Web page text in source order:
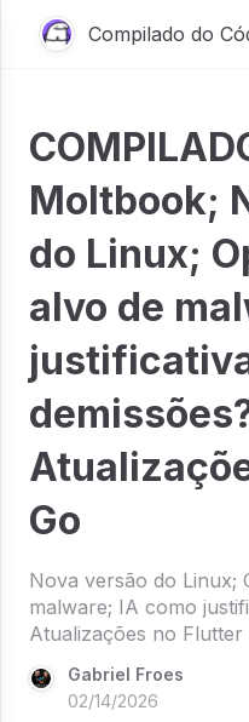
Compilado do
Moltbook;
do Linux;
alvo de
Go
Nova versão do Linux;
malware; IA como
Atualizações no Flutter
Gabriel Froes
02/14/2026